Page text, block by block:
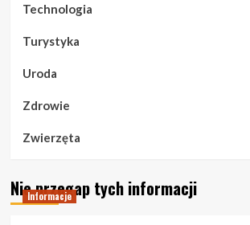
Technologia
Turystyka
Uroda
Zdrowie
Zwierzęta
Nie przegap tych informacji
Informacje